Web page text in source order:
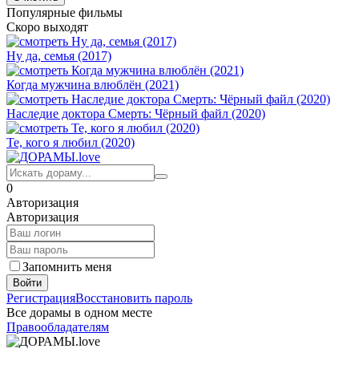
Популярные фильмы
Скоро выходят
Ну да, семья (2017)
Когда мужчина влюблён (2021)
Наследие доктора Смерть: Чёрный файл (2020)
Те, кого я любил (2020)
0
Авторизация
Авторизация
Запомнить меня
Войти
РегистрацияВосстановить пароль
Все дорамы в одном месте
Правообладателям